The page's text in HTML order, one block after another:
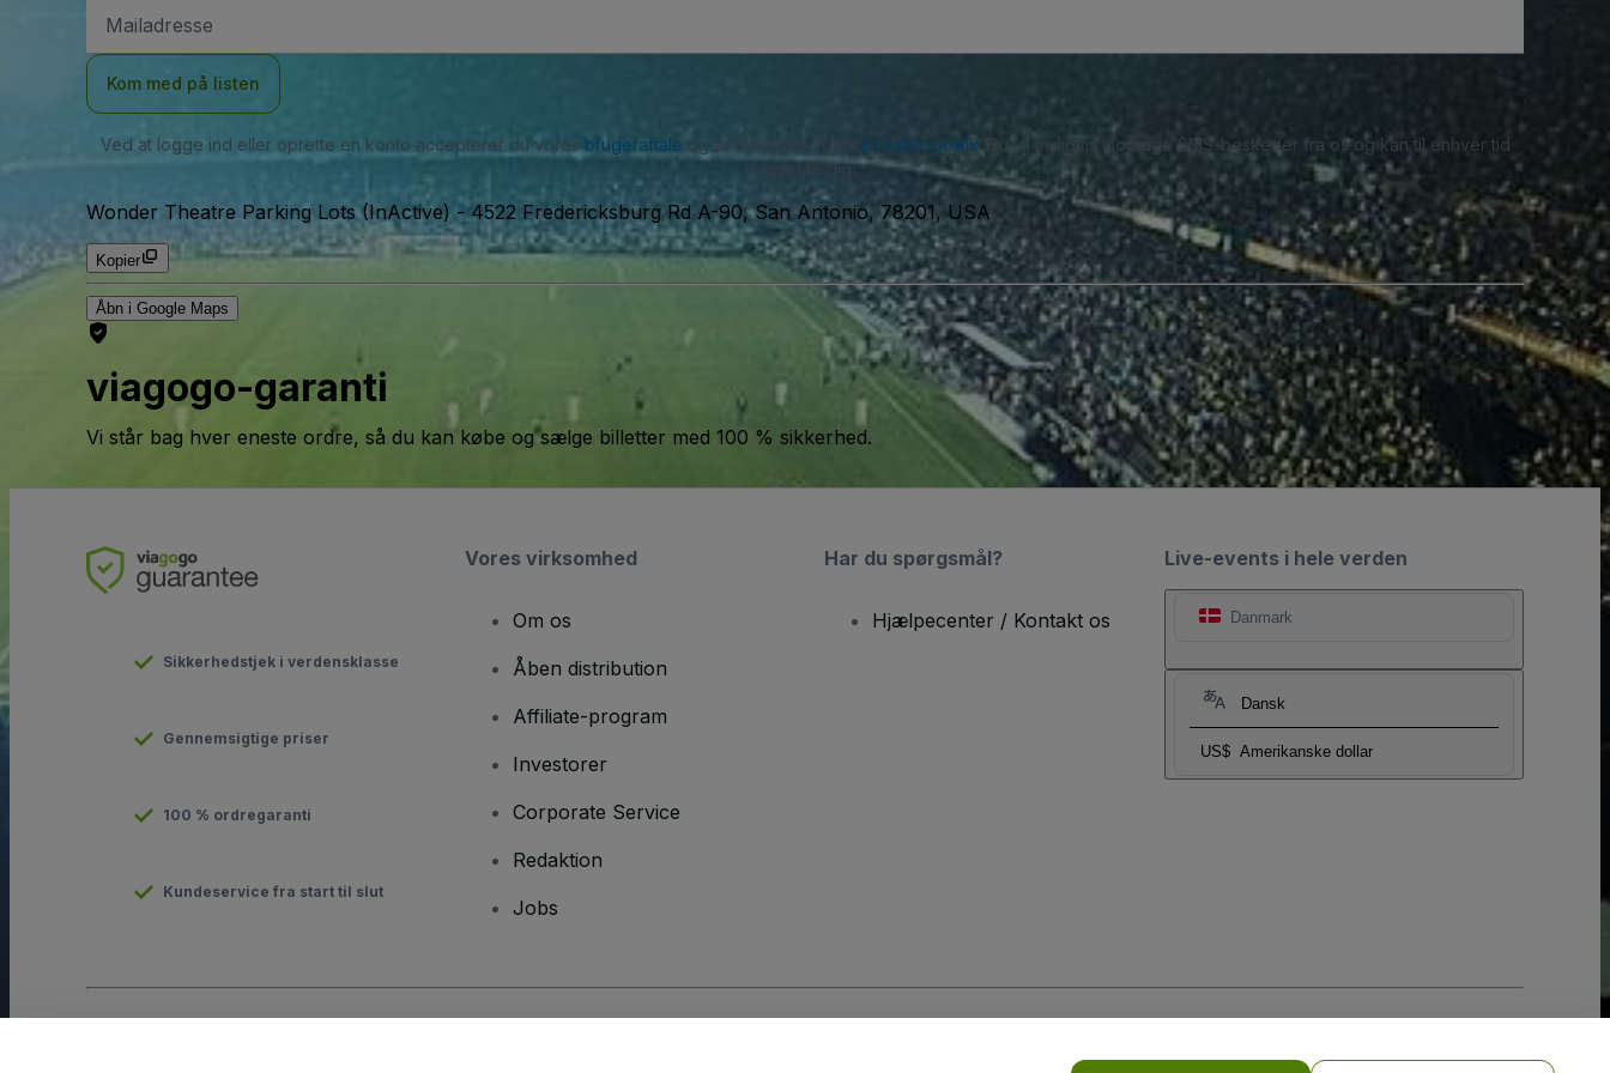
adresse
Kom med på listen
Ved at logge ind eller oprette en konto accepterer du vores brugeraftale og anerkender vores privatlivspolitik . Du vil muligvis modtage SMS-beskeder fra os og kan til enhver tid
framelde dig.
Wonder Theatre Parking Lots (InActive) -4522 Fredericksburg Rd A-90, San Antonio, 78201, USA
Kopier
Åbn i Google Maps
viagogo-garanti
Vi står bag hver eneste ordre, så du kan købe og sælge billetter med 100 % sikkerhed.
Live-events i hele verden
Danmark
Dansk
US$ Amerikanske dollar
Sikkerhedstjek i verdensklasse
Gennemsigtige priser
100 % ordregaranti
Kundeservice fra start til slut
Vores virksomhed
Om os
Åben distribution
Affiliate-program
Investorer
Corporate Service
Redaktion
Jobs
Har du spørgsmål?
Hjælpecenter / Kontakt os